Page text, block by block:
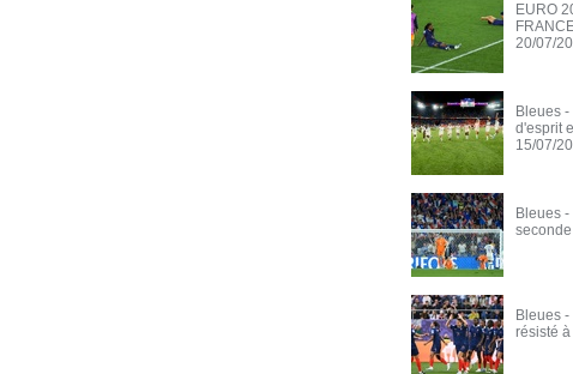
EURO
20/07/
Bleues
d'esprit
15/07/
Bleues
Bleues
résisté